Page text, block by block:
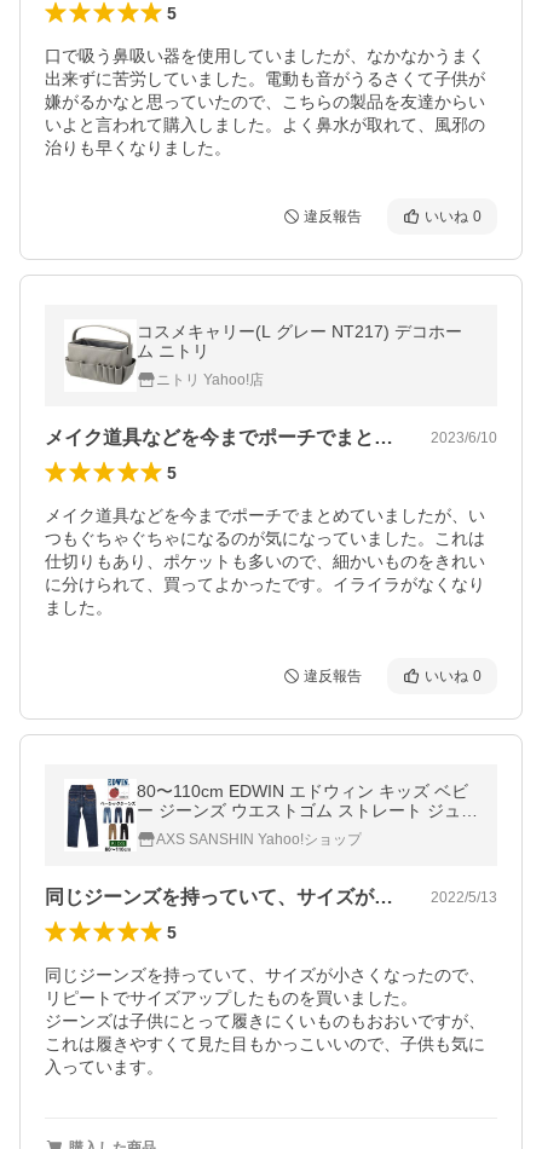
5
口で吸う鼻吸い器を使用していましたが、なかなかうまく
出来ずに苦労していました。電動も音がうるさくて子供が
嫌がるかなと思っていたので、こちらの製品を友達からい
いよと言われて購入しました。よく鼻水が取れて、風邪の
治りも早くなりました。
違反報告 いいね 0
コスメキャリー(L グレー NT217) デコホー
ム ニトリ
ニトリ Yahoo!店
メイク道具などを今までポーチでまとめて… 2023/6/10
5
メイク道具などを今までポーチでまとめていましたが、い
つもぐちゃぐちゃになるのが気になっていました。これは
仕切りもあり、ポケットも多いので、細かいものをきれい
に分けられて、買ってよかったです。イライラがなくなり
ました。
違反報告 いいね 0
80〜110cm EDWIN エドウィン キッズ ベビ
ー ジーンズ ウエストゴム ストレート ジュニ
ア エドウイン ETB13
AXS SANSHIN Yahoo!ショップ
同じジーンズを持っていて、サイズが小さ… 2022/5/13
5
同じジーンズを持っていて、サイズが小さくなったので、
リピートでサイズアップしたものを買いました。
ジーンズは子供にとって履きにくいものもおおいですが、
これは履きやすくて見た目もかっこいいので、子供も気に
入っています。